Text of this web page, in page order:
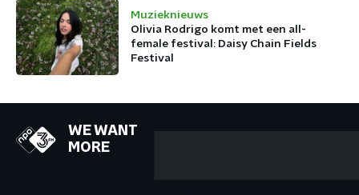
Muzieknieuws
Olivia Rodrigo komt met een all-
female festival: Daisy Chain Fields
Festival
WE WANT
MORE